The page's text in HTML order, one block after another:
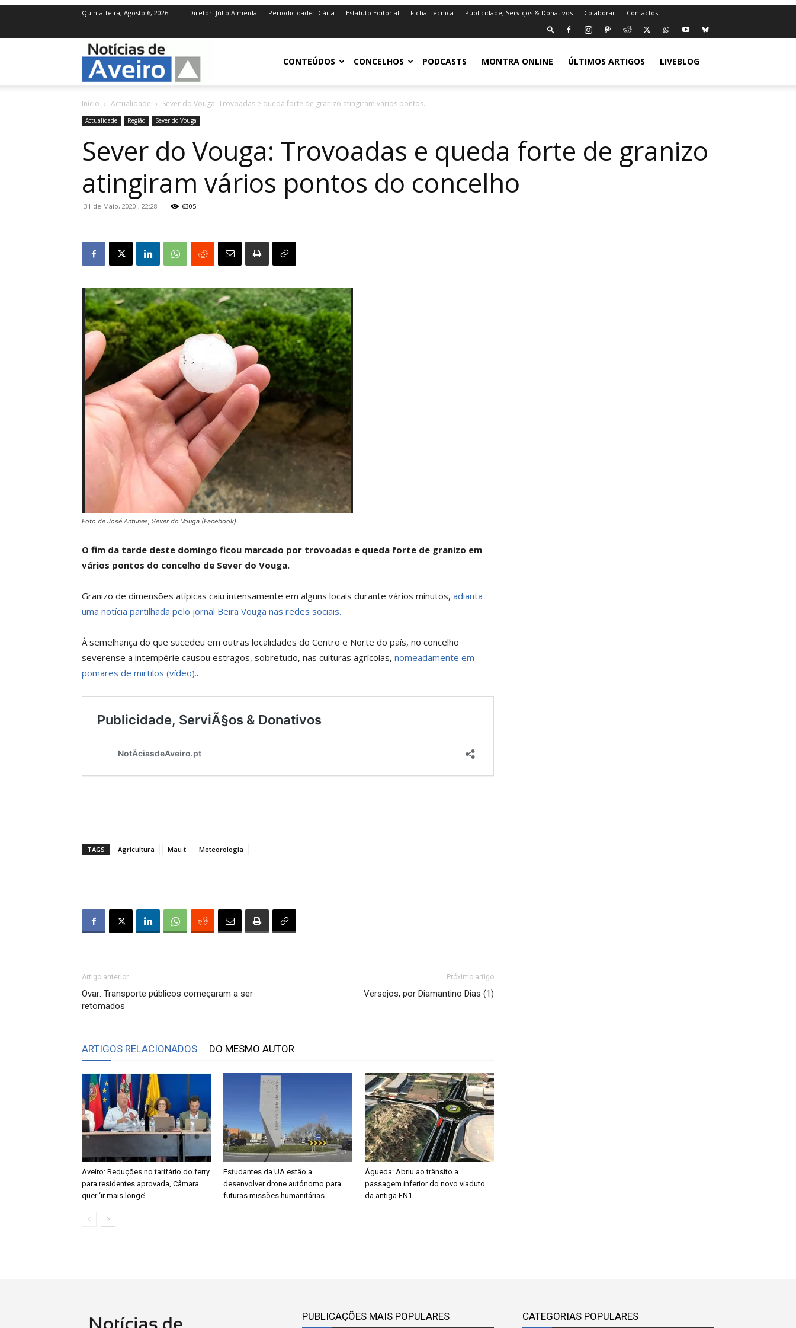
Quinta-feira, Agosto 6, 2026 Diretor: Júlio Almeida Periodicidade: Diária Estatuto Editorial Ficha Técnica Publicidade, Serviços & Donativos Colaborar Contactos
NotíciasdeAveiro.ptCONTEÚDOS CONCELHOS PODCASTS MONTRA ONLINE ÚLTIMOS ARTIGOS LIVEBLOG
Início Actualidade Sever do Vouga: Trovoadas e queda forte de granizo atingiram vários pontos...
Actualidade Região Sever do Vouga
Sever do Vouga: Trovoadas e queda forte de granizo
atingiram vários pontos do concelho
31 de Maio, 2020 , 22:28 6305
Foto de José Antunes, Sever do Vouga (Facebook).
O fim da tarde deste domingo ficou marcado por trovoadas e queda forte de granizo em
vários pontos do concelho de Sever do Vouga.
Granizo de dimensões atípicas caiu intensamente em alguns locais durante vários minutos, adianta
uma notícia partilhada pelo jornal Beira Vouga nas redes sociais.
À semelhança do que sucedeu em outras localidades do Centro e Norte do país, no concelho
severense a intempérie causou estragos, sobretudo, nas culturas agrícolas, nomeadamente em
pomares de mirtilos (vídeo)..
TAGS Agricultura Mau t Meteorologia
Artigo anterior
Ovar: Transporte públicos começaram a ser
retomados
Próximo artigo
Versejos, por Diamantino Dias (1)
ARTIGOS RELACIONADOS DO MESMO AUTOR
Aveiro: Reduções no tarifário do ferry
para residentes aprovada, Câmara
quer ‘ir mais longe’
Estudantes da UA estão a
desenvolver drone autónomo para
futuras missões humanitárias
Águeda: Abriu ao trânsito a
passagem inferior do novo viaduto
da antiga EN1
PUBLICAÇÕES MAIS POPULARES CATEGORIAS POPULARES